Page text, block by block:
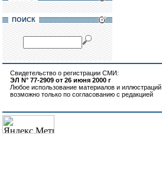
ПОИСК
Свидетельство о регистрации СМИ:
ЭЛ N° 77-2909 от 26 июня 2000 г
Любое использование материалов и иллюстраций
возможно только по согласованию с редакцией